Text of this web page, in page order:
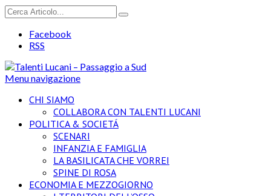
Facebook
RSS
Menu navigazione
CHI SIAMO
COLLABORA CON TALENTI LUCANI
POLITICA & SOCIETÁ
SCENARI
INFANZIA E FAMIGLIA
LA BASILICATA CHE VORREI
SPINE DI ROSA
ECONOMIA E MEZZOGIORNO